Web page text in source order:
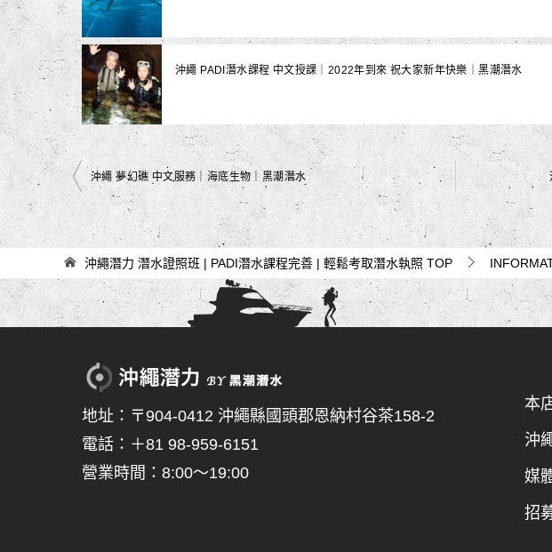
沖繩 PADI潛水課程 中文授課｜2022年到來 祝大家新年快樂｜黑潮潛水
文
章
導
覽
沖繩 夢幻礁 中文服務｜海底生物｜黑潮潛水
沖繩潛力 潛水證照班 | PADI潛水課程完善 | 輕鬆考取潛水執照 TOP
地址：〒904-0412 沖繩縣國頭郡恩納村谷茶158-2
電話：＋81 98-959-6151
營業時間：8:00～19:00
本
沖
媒
招